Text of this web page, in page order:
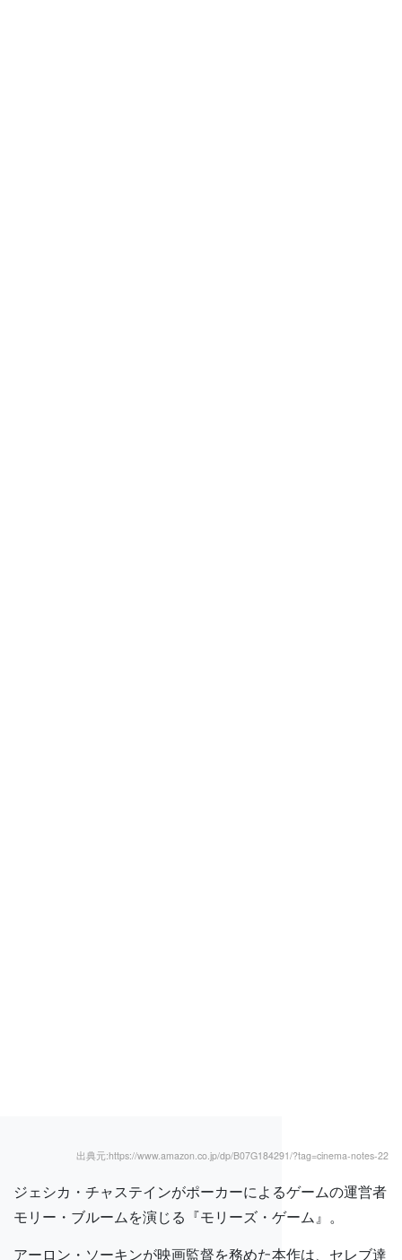
出典元:https://www.amazon.co.jp/dp/B07G184291/?tag=cinema-notes-22
ジェシカ・チャステインがポーカーによるゲームの運営者
モリー・ブルームを演じる『モリーズ・ゲーム』。
アーロン・ソーキンが映画監督を務めた本作は、セレブ達